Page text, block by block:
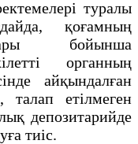
туралы
қоғамның
бойынша
органның
айқындалған
талап етілмеген
депозитарийде
тиіс.